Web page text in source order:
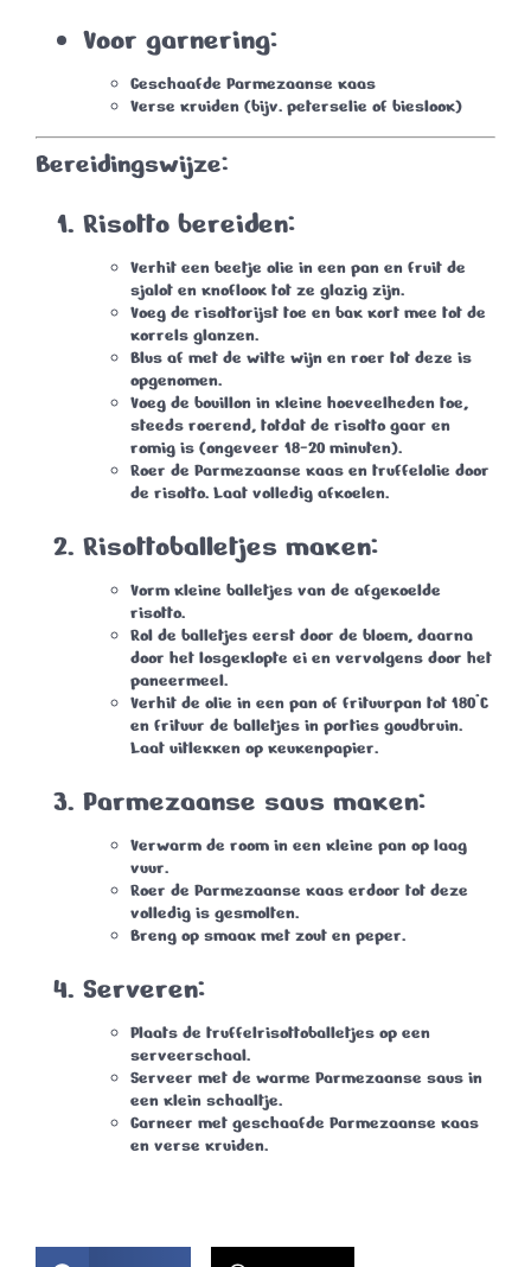
Voor garnering:
Geschaafde Parmezaanse kaas
Verse kruiden (bijv. peterselie of bieslook)
Bereidingswijze:
Risotto bereiden:
Verhit een beetje olie in een pan en fruit de
sjalot en knoflook tot ze glazig zijn.
Voeg de risottorijst toe en bak kort mee tot de
korrels glanzen.
Blus af met de witte wijn en roer tot deze is
opgenomen.
Voeg de bouillon in kleine hoeveelheden toe,
steeds roerend, totdat de risotto gaar en
romig is (ongeveer 18-20 minuten).
Roer de Parmezaanse kaas en truffelolie door
de risotto. Laat volledig afkoelen.
Risottoballetjes maken:
Vorm kleine balletjes van de afgekoelde
risotto.
Rol de balletjes eerst door de bloem, daarna
door het losgeklopte ei en vervolgens door het
paneermeel.
Verhit de olie in een pan of frituurpan tot 180°C
en frituur de balletjes in porties goudbruin.
Laat uitlekken op keukenpapier.
Parmezaanse saus maken:
Verwarm de room in een kleine pan op laag
vuur.
Roer de Parmezaanse kaas erdoor tot deze
volledig is gesmolten.
Breng op smaak met zout en peper.
Serveren:
Plaats de truffelrisottoballetjes op een
serveerschaal.
Serveer met de warme Parmezaanse saus in
een klein schaaltje.
Garneer met geschaafde Parmezaanse kaas
en verse kruiden.